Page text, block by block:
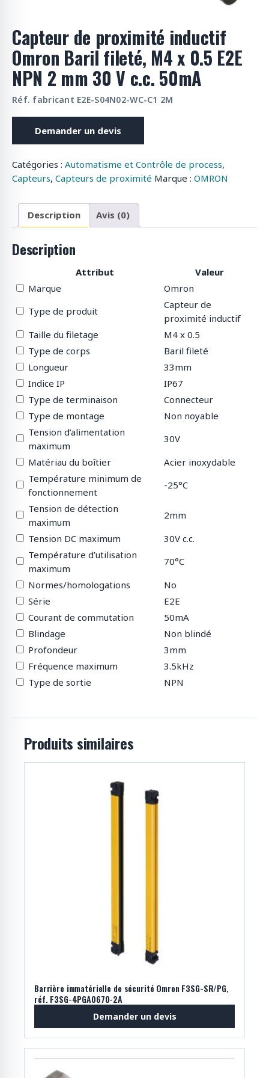
u
i
t
s
Capteur de proximité inductif
Omron Baril fileté, M4 x 0.5 E2E
NPN 2 mm 30 V c.c. 50mA
Réf. fabricant E2E-S04N02-WC-C1 2M
Demander un devis
Catégories : Automatisme et Contrôle de process,
Capteurs, Capteurs de proximité Marque : OMRON
Description Avis (0)
Description
Attribut
Valeur
Marque
Omron
Type de produit
Capteur de
proximité inductif
Taille du filetage
M4 x 0.5
Type de corps
Baril fileté
Longueur
33mm
Indice IP
IP67
Type de terminaison
Connecteur
Type de montage
Non noyable
Tension d’alimentation
maximum
30V
Matériau du boîtier
Acier inoxydable
Température minimum de
fonctionnement
-25°C
Tension de détection
maximum
2mm
Tension DC maximum
30V c.c.
Température d’utilisation
maximum
70°C
Normes/homologations
No
Série
E2E
Courant de commutation
50mA
Blindage
Non blindé
Profondeur
3mm
Fréquence maximum
3.5kHz
Type de sortie
NPN
Produits similaires
Barrière immatérielle de sécurité Omron F3SG-SR/PG,
réf. F3SG-4PGA0670-2A
Demander un devis